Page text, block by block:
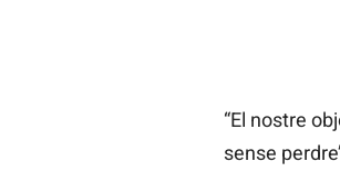
“El nostre
sense